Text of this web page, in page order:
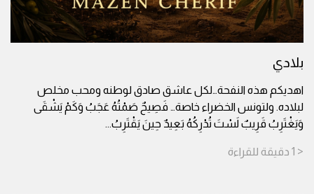
بلادي
اهديكم هذه النفحة…لكل عاشق صادق لوطنه ومحب مخلص
لبلاده. ولتونس الخضراء خاصة… فَصِيحٌ صَمْتُهُ عَجَبُ وَكَمْ يَشْقَى
وَيَغْتَرِبُ قَرِيبٌ لَسْتَ تُدْرِكُهُ بَعِيدٌ حِينَ يَقْتَرِبُ...
< 1 دقيقة للقراءة